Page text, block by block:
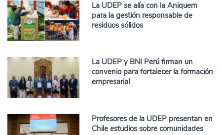
La UDEP se alía con la Aniquem
para la gestión responsable de
residuos sólidos
La UDEP y BNI Perú firman un
convenio para fortalecer la formación
empresarial
Profesores de la UDEP presentan en
Chile estudios sobre comunidades